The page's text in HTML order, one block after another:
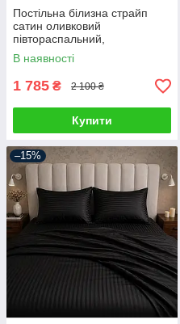
Постільна білизна страйп
сатин оливковий
півтораспальний,
двоспальний, євро, сімейний
В наявності
1 785 ₴ 2 100 ₴
Купити
–15%